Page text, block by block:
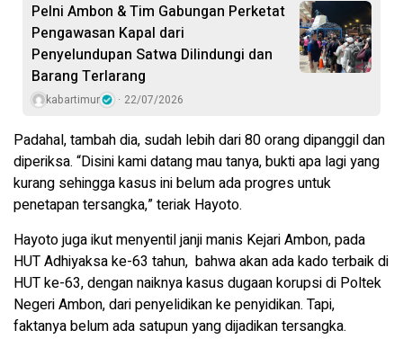
Pelni Ambon & Tim Gabungan Perketat
Pengawasan Kapal dari
Penyelundupan Satwa Dilindungi dan
Barang Terlarang
kabartimur 22/07/2026
Padahal, tambah dia, sudah lebih dari 80 orang dipanggil dan
diperiksa. “Disini kami datang mau tanya, bukti apa lagi yang
kurang sehingga kasus ini belum ada progres untuk
penetapan tersangka,” teriak Hayoto.
Hayoto juga ikut menyentil janji manis Kejari Ambon, pada
HUT Adhiyaksa ke-63 tahun, bahwa akan ada kado terbaik di
HUT ke-63, dengan naiknya kasus dugaan korupsi di Poltek
Negeri Ambon, dari penyelidikan ke penyidikan. Tapi,
faktanya belum ada satupun yang dijadikan tersangka.